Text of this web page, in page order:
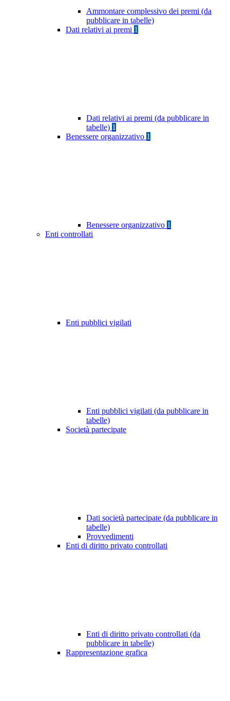
Ammontare complessivo dei premi (da
pubblicare in tabelle)
Dati relativi ai premi 1
Dati relativi ai premi (da pubblicare in
tabelle) 1
Benessere organizzativo 1
Benessere organizzativo 1
Enti controllati
Enti pubblici vigilati
Enti pubblici vigilati (da pubblicare in
tabelle)
Società partecipate
Dati società partecipate (da pubblicare in
tabelle)
Provvedimenti
Enti di diritto privato controllati
Enti di diritto privato controllati (da
pubblicare in tabelle)
Rappresentazione grafica